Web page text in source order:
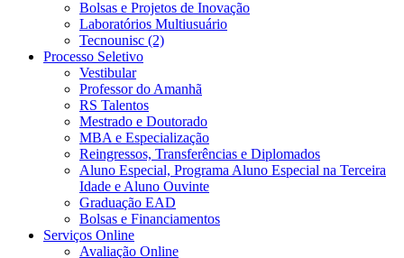
Bolsas e Projetos de Inovação
Laboratórios Multiusuário
Tecnounisc (2)
Processo Seletivo
Vestibular
Professor do Amanhã
RS Talentos
Mestrado e Doutorado
MBA e Especialização
Reingressos, Transferências e Diplomados
Aluno Especial, Programa Aluno Especial na Terceira
Idade e Aluno Ouvinte
Graduação EAD
Bolsas e Financiamentos
Serviços Online
Avaliação Online